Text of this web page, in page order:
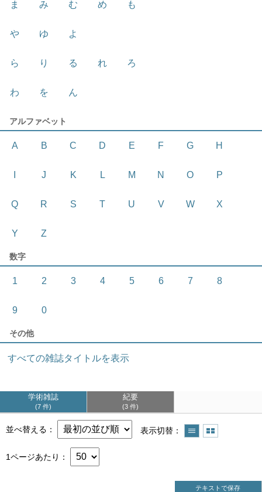
ま み む め も
や ゆ よ
ら り る れ ろ
わ を ん
アルファベット
A B C D E F G H
J K L M N O P
Q R S T U V W X
Y Z
数字
1 2 3 4 5 6 7 8
9 0
その他
すべての雑誌タイトルを表示
学術雑誌
7 件
紀要
3 件
並べ替える 表示切替
1ページあたり
テキストで保存